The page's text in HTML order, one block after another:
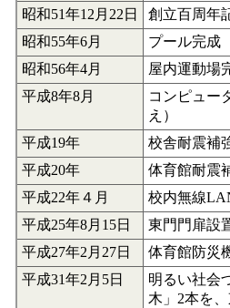
昭和51年12月22日
創立百周年
昭和55年6月
プール完成
昭和56年4月
屋内運動場
平成8年8月
コンピュー
え）
平成19年
校舎耐震補
平成20年
体育館耐震
平成22年４月
校内無線
平成25年8月15日
東門門扉設
平成27年2月27日
体育館防災
平成31年2月5日
明るい社会
木」2本を